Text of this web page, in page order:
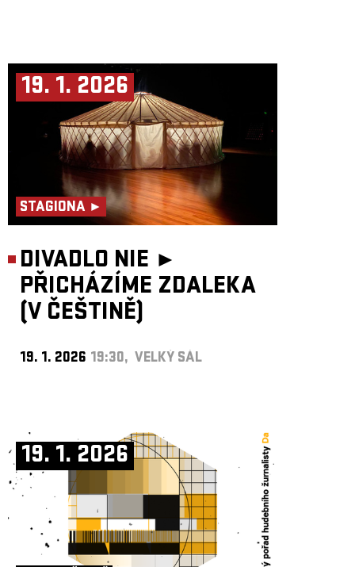
19. 1. 2026
STAGIONA ►
DIVADLO NIE ►
PŘICHÁZÍME ZDALEKA
(V ČEŠTINĚ)
19. 1. 2026 19:30, VELKÝ SÁL
19. 1. 2026